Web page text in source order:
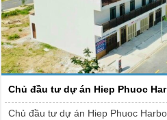
Chủ đầu tư dự án Hiep Phuoc
Chủ đầu tư dự án Hiep Phuoc